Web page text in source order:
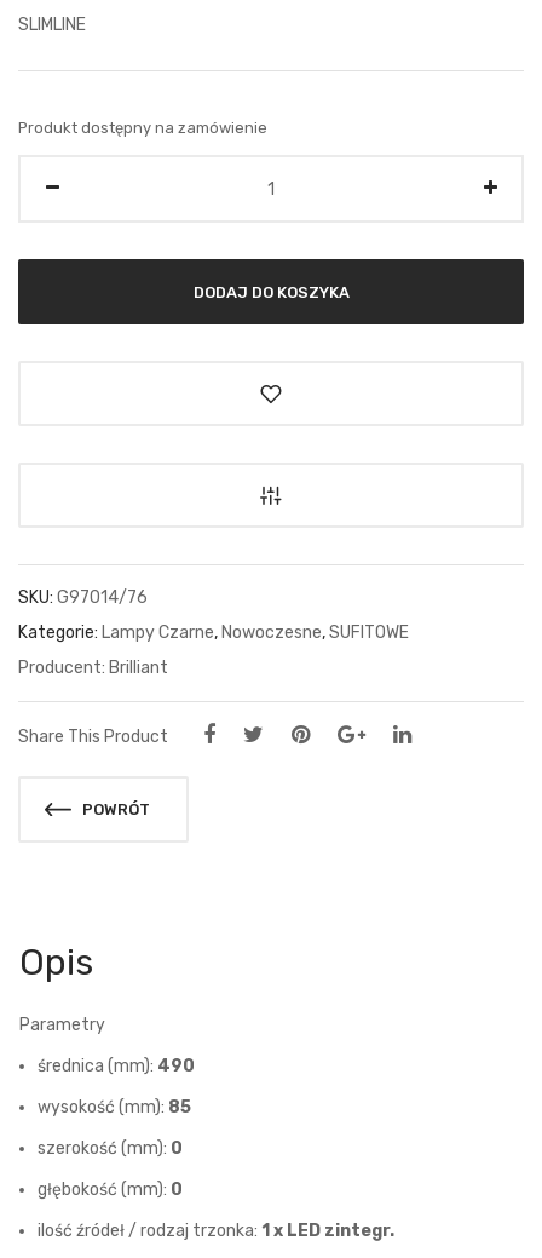
SLIMLINE
Produkt dostępny na zamówienie
DODAJ DO KOSZYKA
SKU: G97014/76
Kategorie: Lampy Czarne,Nowoczesne,SUFITOWE
Brilliant
Share This Product
POWRÓT
Opis
Parametry
średnica (mm): 490
wysokość (mm): 85
szerokość (mm): 0
głębokość (mm): 0
ilość źródeł / rodzaj trzonka: 1 x LED zintegr.